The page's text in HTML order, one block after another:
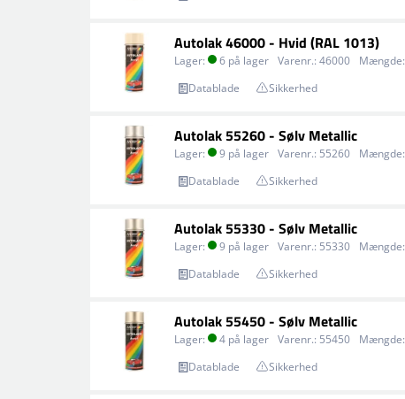
Autolak 46000 - Hvid (RAL 1013)
Lager: 6 på lager Varenr.: 46000 Mængde:
Datablade
Sikkerhed
Autolak 55260 - Sølv Metallic
Lager: 9 på lager Varenr.: 55260 Mængde:
Datablade
Sikkerhed
Autolak 55330 - Sølv Metallic
Lager: 9 på lager Varenr.: 55330 Mængde:
Datablade
Sikkerhed
Autolak 55450 - Sølv Metallic
Lager: 4 på lager Varenr.: 55450 Mængde:
Datablade
Sikkerhed